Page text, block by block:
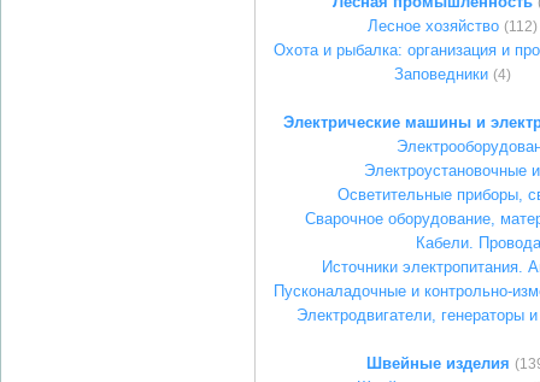
Лесное хозяйство (112)
Охота и рыбалка: организация и
Заповедники (4)
Электрические машины и
Электроустановочные
Осветительные приборы,
Сварочное оборудование,
Кабели. Провода
Источники электропитания.
Пусконаладочные и контрольно-
Электродвигатели, генераторы
Швейные изделия